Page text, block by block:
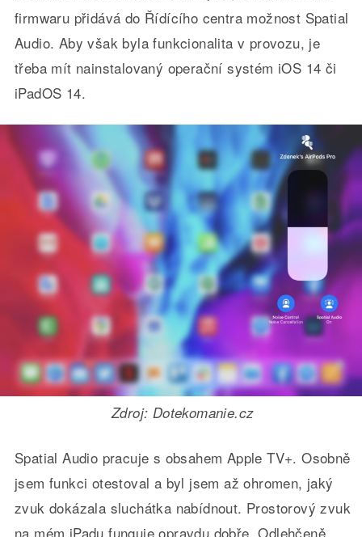
firmwaru přidává do Řídícího centra možnost Spatial
Audio. Aby však byla funkcionalita v provozu, je
třeba mít nainstalovaný operační systém iOS 14 či
iPadOS 14.
Zdroj: Dotekomanie.cz
Spatial Audio pracuje s obsahem Apple TV+. Osobně
jsem funkci otestoval a byl jsem až ohromen, jaký
zvuk dokázala sluchátka nabídnout. Prostorový zvuk
na mém iPadu funguje opravdu dobře. Odlehčeně,